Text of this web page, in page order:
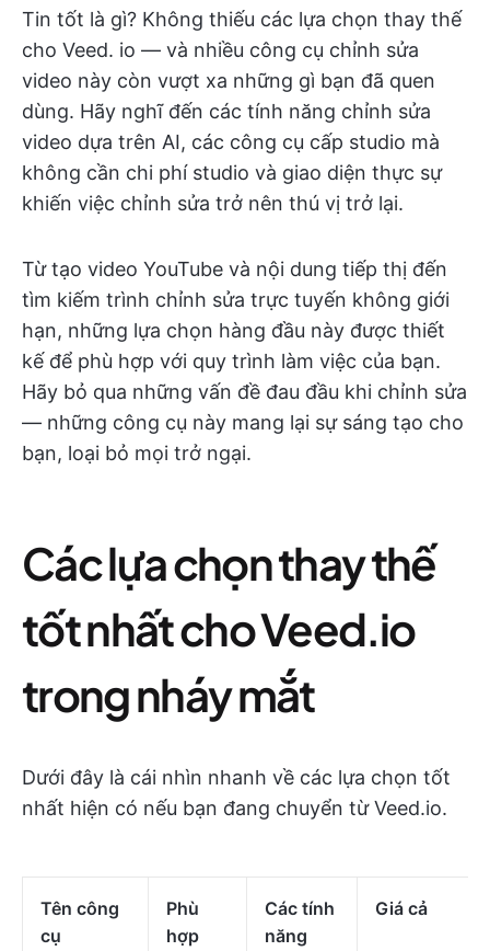
Tin tốt là gì? Không thiếu các lựa chọn thay thế
cho Veed. io — và nhiều công cụ chỉnh sửa
video này còn vượt xa những gì bạn đã quen
dùng. Hãy nghĩ đến các tính năng chỉnh sửa
video dựa trên AI, các công cụ cấp studio mà
không cần chi phí studio và giao diện thực sự
khiến việc chỉnh sửa trở nên thú vị trở lại.
Từ tạo video YouTube và nội dung tiếp thị đến
tìm kiếm trình chỉnh sửa trực tuyến không giới
hạn, những lựa chọn hàng đầu này được thiết
kế để phù hợp với quy trình làm việc của bạn.
Hãy bỏ qua những vấn đề đau đầu khi chỉnh sửa
— những công cụ này mang lại sự sáng tạo cho
bạn, loại bỏ mọi trở ngại.
Các lựa chọn thay thế
tốt nhất cho Veed.io
trong nháy mắt
Dưới đây là cái nhìn nhanh về các lựa chọn tốt
nhất hiện có nếu bạn đang chuyển từ Veed.io.
Tên công
cụ
Phù
hợp
Các tính
năng
Giá cả